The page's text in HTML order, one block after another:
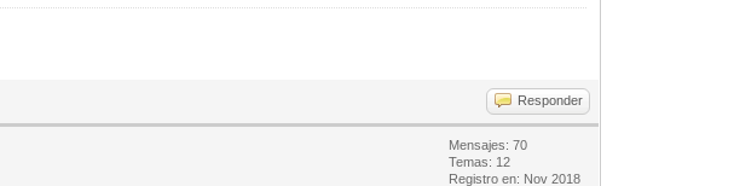
Responder
Mensajes: 70
Temas: 12
Registro en: Nov 2018